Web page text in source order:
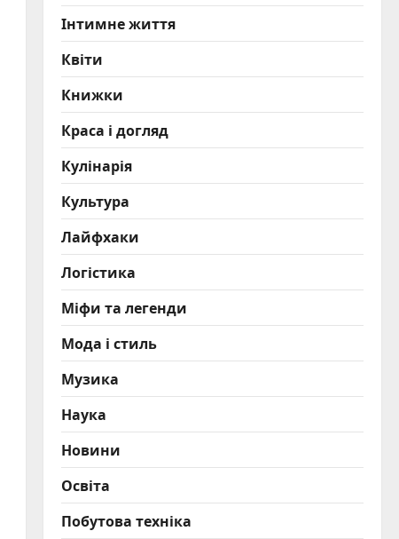
Інтимне життя
Квіти
Книжки
Краса і догляд
Кулінарія
Культура
Лайфхаки
Логістика
Міфи та легенди
Мода і стиль
Музика
Наука
Новини
Освіта
Побутова техніка